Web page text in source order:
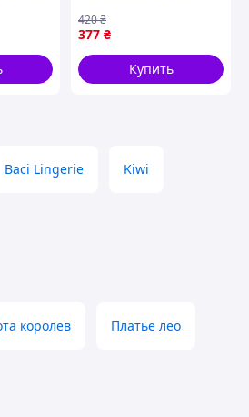
декольте XS-S Черное
377 ₴
420₴
Купить
Baci Lingerie Kiwi
королев Платье лео